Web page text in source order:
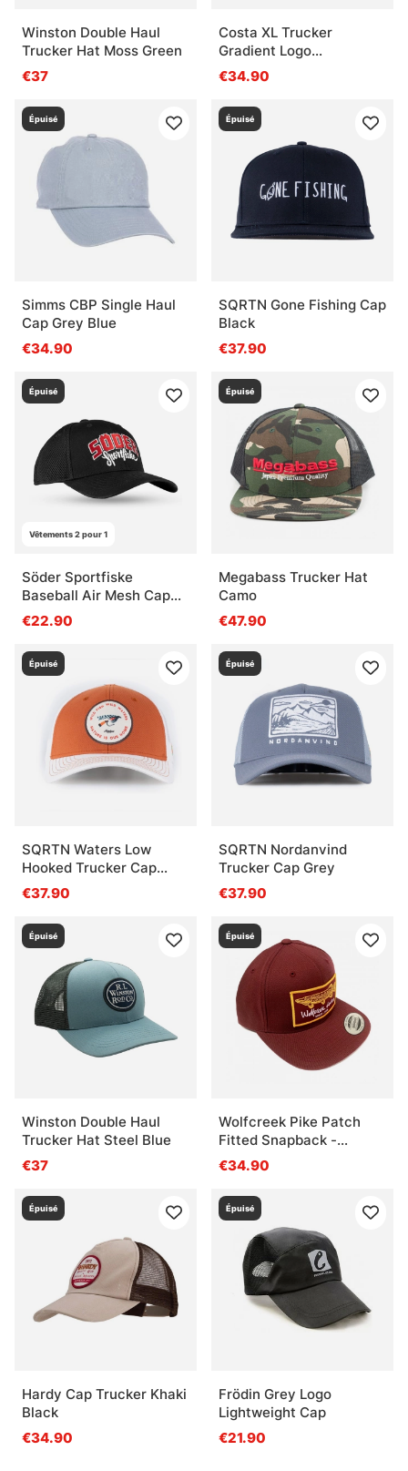
Winston Double Haul
Trucker Hat Moss Green
€37
Costa XL Trucker
Gradient Logo
Performance Hat Gray
€34.90
Épuisé
Simms CBP Single Haul
Cap Grey Blue
€34.90
Épuisé
SQRTN Gone Fishing Cap
Black
€37.90
Vêtements 2 pour 1
Épuisé
Söder Sportfiske
Baseball Air Mesh Cap
Black
€22.90
Épuisé
Megabass Trucker Hat
Camo
€47.90
Épuisé
SQRTN Waters Low
Hooked Trucker Cap
Khaki
€37.90
Épuisé
SQRTN Nordanvind
Trucker Cap Grey
€37.90
Épuisé
Winston Double Haul
Trucker Hat Steel Blue
€37
Épuisé
Wolfcreek Pike Patch
Fitted Snapback -
Burgundy
€34.90
Épuisé
Hardy Cap Trucker Khaki
Black
€34.90
Épuisé
Frödin Grey Logo
Lightweight Cap
€21.90